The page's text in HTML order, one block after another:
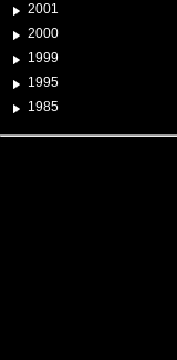
2001
2000
1999
1995
1985